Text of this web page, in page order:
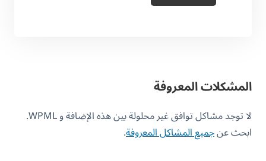
المشكلات المعروفة
لا توجد مشاكل توافق غير محلولة بين هذه الإضافة و WPML.
ابحث عنجميع المشاكل المعروفة.